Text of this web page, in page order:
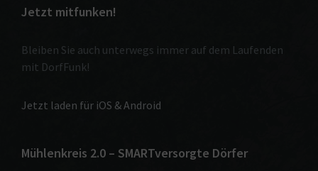
Jetzt mitfunken!
Bleiben Sie auch unterwegs immer auf dem Laufenden
mit DorfFunk!
Jetzt laden für iOS & Android
Mühlenkreis 2.0 – SMARTversorgte Dörfer